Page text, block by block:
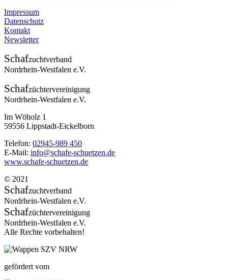
Impressum
Datenschutz
Kontakt
Newsletter
Schafzuchtverband
Nordrhein-Westfalen e.V.
Schafzüchtervereinigung
Nordrhein-Westfalen e.V.
Im Wöholz 1
59556 Lippstadt-Eickelborn
Telefon: 02945-989 450
E-Mail: info@schafe-schuetzen.de
www.schafe-schuetzen.de
© 2021
Schafzuchtverband
Nordrhein-Westfalen e.V.
Schafzüchtervereinigung
Nordrhein-Westfalen e.V.
Alle Rechte vorbehalten!
gefördert vom